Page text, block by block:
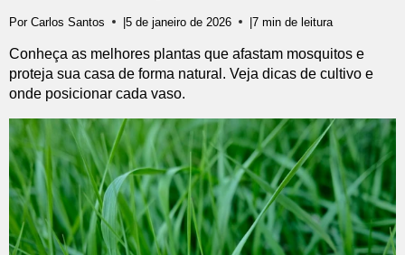
Por Carlos Santos |5 de janeiro de 2026 |7 min de leitura
Conheça as melhores plantas que afastam mosquitos e
proteja sua casa de forma natural. Veja dicas de cultivo e
onde posicionar cada vaso.